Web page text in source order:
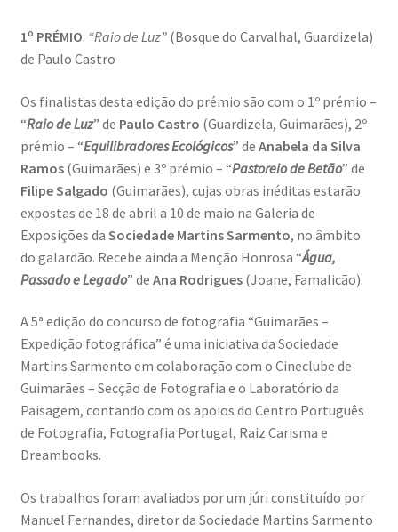
Dicas de Fotografia
FEIRA DO LIVRO: Última semana da Campanha 50-15
Livros gratuitos de Fotografia
Patrocínio a DICAS DE FOTOGRAFIA
Teletrabalho e Ensino à distância
TOP 10
Video Dicas
e1b684ded3f4f5ced561f48734dab24c7032ee3b.html
Exposições
“Um Rio, Uma Serra”, de Manuel Justo Gardete
1º PRÉMIO: “Raio de Luz”(Bosque do Carvalhal, Guardizela)
de Paulo Castro
Os finalistas desta edição do prémio são com o 1º prémio –
“Raio de Luz” de Paulo Castro (Guardizela, Guimarães), 2º
prémio – “Equilibradores Ecológicos” de Anabela da Silva
Ramos(Guimarães) e 3º prémio – “Pastoreio de Betão” de
Filipe Salgado (Guimarães), cujas obras inéditas estarão
expostas de 18 de abril a 10 de maio na Galeria de
Exposições da Sociedade Martins Sarmento, no âmbito
do galardão. Recebe ainda a Menção Honrosa “Água,
Passado e Legado” de Ana Rodrigues(Joane, Famalicão).
A 5ª edição do concurso de fotografia “Guimarães –
Expedição fotográfica” é uma iniciativa da Sociedade
Martins Sarmento em colaboração com o Cineclube de
Guimarães – Secção de Fotografia e o Laboratório da
Paisagem, contando com os apoios do Centro Português
de Fotografia, Fotografia Portugal, Raiz Carisma e
Dreambooks.
Os trabalhos foram avaliados por um júri constituído por
Manuel Fernandes, diretor da Sociedade Martins Sarmento